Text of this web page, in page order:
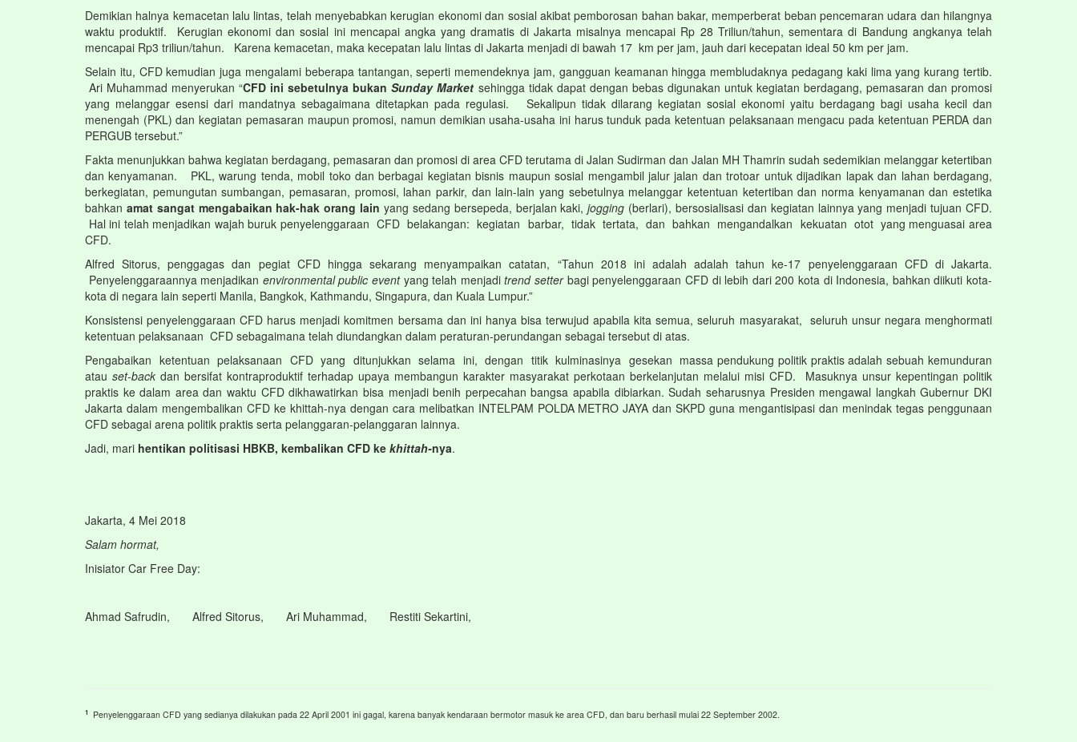
Demikian halnya kemacetan lalu lintas, telah menyebabkan kerugian ekonomi dan sosial akibat pemborosan bahan bakar, memperberat beban pencemaran udara dan hilangnya
waktu produktif. Kerugian ekonomi dan sosial ini mencapai angka yang dramatis di Jakarta misalnya mencapai Rp 28 Triliun/tahun, sementara di Bandung angkanya telah
mencapai Rp3 triliun/tahun. Karena kemacetan, maka kecepatan lalu lintas di Jakarta menjadi di bawah 17 km per jam, jauh dari kecepatan ideal 50 km per jam.
Selain itu, CFD kemudian juga mengalami beberapa tantangan, seperti memendeknya jam, gangguan keamanan hingga membludaknya pedagang kaki lima yang kurang tertib.
Ari Muhammad menyerukan “CFD ini sebetulnya bukanSunday Market sehingga tidak dapat dengan bebas digunakan untuk kegiatan berdagang, pemasaran dan promosi
yang melanggar esensi dari mandatnya sebagaimana ditetapkan pada regulasi. Sekalipun tidak dilarang kegiatan sosial ekonomi yaitu berdagang bagi usaha kecil dan
menengah (PKL) dan kegiatan pemasaran maupun promosi, namun demikian usaha-usaha ini harus tunduk pada ketentuan pelaksanaan mengacu pada ketentuan PERDA dan
PERGUB tersebut.”
Fakta menunjukkan bahwa kegiatan berdagang, pemasaran dan promosi di area CFD terutama di Jalan Sudirman dan Jalan MH Thamrin sudah sedemikian melanggar ketertiban
dan kenyamanan. PKL, warung tenda, mobil toko dan berbagai kegiatan bisnis maupun sosial mengambil jalur jalan dan trotoar untuk dijadikan lapak dan lahan berdagang,
berkegiatan, pemungutan sumbangan, pemasaran, promosi, lahan parkir, dan lain-lain yang sebetulnya melanggar ketentuan ketertiban dan norma kenyamanan dan estetika
bahkan amat sangat mengabaikan hak-hak orang lainyang sedang bersepeda, berjalan kaki,jogging (berlari), bersosialisasi dan kegiatan lainnya yang menjadi tujuan CFD.
Hal ini telah menjadikan wajah buruk penyelenggaraan CFD belakangan: kegiatan barbar, tidak tertata, dan bahkan mengandalkan kekuatan otot yang menguasai area
CFD.
Alfred Sitorus, penggagas dan pegiat CFD hingga sekarang menyampaikan catatan, “Tahun 2018 ini adalah adalah tahun ke-17 penyelenggaraan CFD di Jakarta.
Penyelenggaraannya menjadikan environmental public event yang telah menjaditrend setter bagi penyelenggaraan CFD di lebih dari 200 kota di Indonesia, bahkan diikuti kota-
kota di negara lain seperti Manila, Bangkok, Kathmandu, Singapura, dan Kuala Lumpur.”
Konsistensi penyelenggaraan CFD harus menjadi komitmen bersama dan ini hanya bisa terwujud apabila kita semua, seluruh masyarakat, seluruh unsur negara menghormati
ketentuan pelaksanaan CFD sebagaimana telah diundangkan dalam peraturan-perundangan sebagai tersebut di atas.
Pengabaikan ketentuan pelaksanaan CFD yang ditunjukkan selama ini, dengan titik kulminasinya gesekan massa pendukung politik praktis adalah sebuah kemunduran
atau set-back dan bersifat kontraproduktif terhadap upaya membangun karakter masyarakat perkotaan berkelanjutan melalui misi CFD. Masuknya unsur kepentingan politik
praktis ke dalam area dan waktu CFD dikhawatirkan bisa menjadi benih perpecahan bangsa apabila dibiarkan. Sudah seharusnya Presiden mengawal langkah Gubernur DKI
Jakarta dalam mengembalikan CFD ke khittah-nya dengan cara melibatkan INTELPAM POLDA METRO JAYA dan SKPD guna mengantisipasi dan menindak tegas penggunaan
CFD sebagai arena politik praktis serta pelanggaran-pelanggaran lainnya.
Jadi, mari hentikan politisasi HBKB, kembalikan CFD ke khittah-nya.
Jakarta, 4 Mei 2018
Salam hormat,
Inisiator Car Free Day:
Ahmad Safrudin, Alfred Sitorus, Ari Muhammad, Restiti Sekartini,
1 Penyelenggaraan CFD yang sedianya dilakukan pada 22 April 2001 ini gagal, karena banyak kendaraan bermotor masuk ke area CFD, dan baru berhasil mulai 22 September 2002.